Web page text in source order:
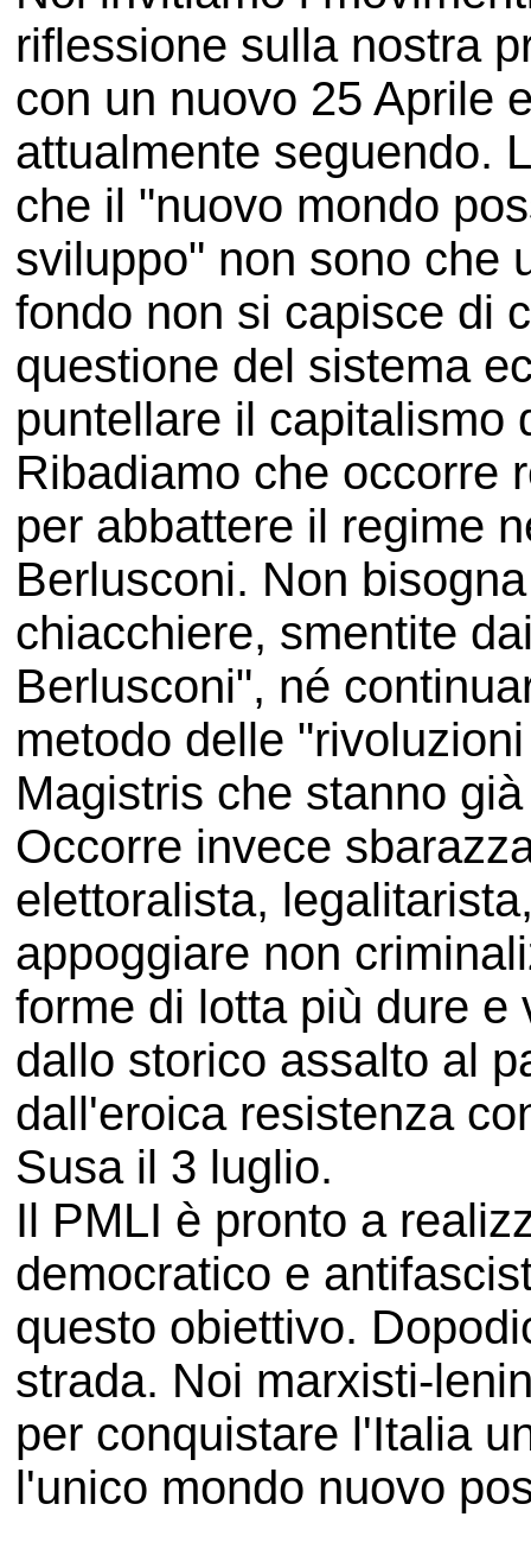
riflessione sulla nostra
con un nuovo 25 Aprile
attualmente seguendo.
che il "nuovo mondo
sviluppo" non sono che
fondo non si capisce di
questione del sistema
puntellare il capitalismo
Ribadiamo che occorre
per abbattere il regime
Berlusconi. Non
chiacchiere, smentite
Berlusconi", né
metodo delle
Magistris che stanno
Occorre invece
elettoralista,
appoggiare non
forme di lotta più dure e
dallo storico assalto al
dall'eroica resistenza
Susa il 3 luglio.
Il PMLI è pronto a
democratico e
questo obiettivo.
strada. Noi marxisti-
per conquistare l'Italia
l'unico mondo nuovo